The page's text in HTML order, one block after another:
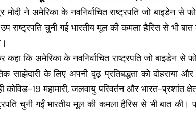
मोदी ने अमेरिका के नवनिर्वाचित राष्ट्रपति जो बाइडेन
राष्ट्रपति चुनी गई भारतीय मूल की कमला हैरिस से भी
कहा कि अमेरिका के नवनिर्वाचित राष्ट्रपति जो बाइडेन से
साझेदारी के लिए अपनी दृढ़ प्रतिबद्धता को दोहराया
कोविड-19 महामारी, जलवायु परिवर्तन और भारत-प्रशांत
चुनी गईं भारतीय मूल की कमला हैरिस से भी बात